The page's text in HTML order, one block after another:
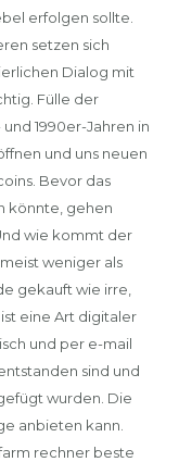
erfolgen sollte.
setzen sich
Dialog mit
Fülle der
1990er-Jahren in
und uns neuen
Bevor das
könnte, gehen
wie kommt der
weniger als
gekauft wie irre,
eine Art digitaler
und per e-mail
sind und
wurden. Die
anbieten kann.
rechner beste